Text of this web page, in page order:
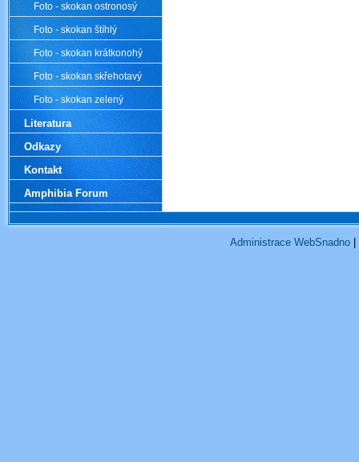
Foto - skokan ostronosý
Foto - skokan štíhlý
Foto - skokan krátkonohý
Foto - skokan skřehotavý
Foto - skokan zelený
Literatura
Odkazy
Kontakt
Amphibia Forum
Administrace WebSnadno|